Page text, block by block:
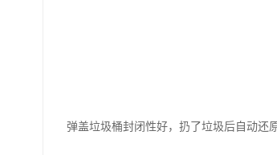
弹盖垃圾桶封闭性好，扔了垃圾后自动还